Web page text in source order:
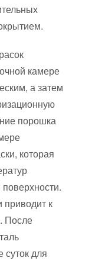
камере
а затем
порошка
которая
приводит к
После
для